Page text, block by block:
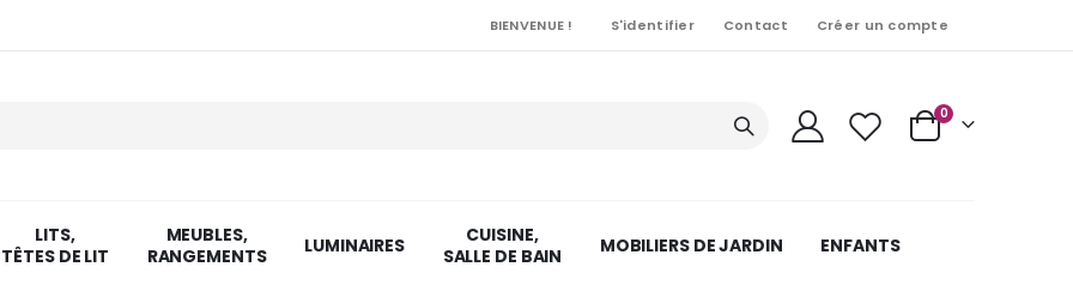
BIENVENUE ! S'identifier Contact Créer un compte
Cart
0Articles
LITS,
TÊTES DE LIT
MEUBLES,
RANGEMENTS
LUMINAIRES
CUISINE,
SALLE DE BAIN
MOBILIERS DE JARDIN ENFANTS